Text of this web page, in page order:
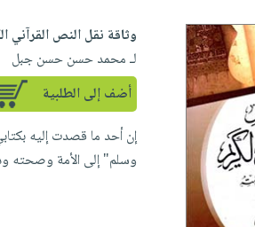
وثاقة نقل النص القرآني
لـ محمد حسن حسن جبل
أضف إلى الطلبية
إن أحد ما قصدت إليه
وسلم" إلى الأمة وصحته